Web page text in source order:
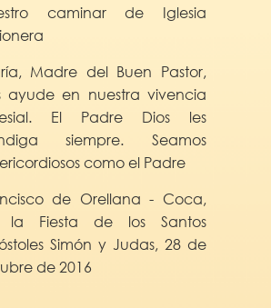
caminar de Iglesia
Madre del Buen Pastor,
ayude en nuestra vivencia
El Padre Dios les
siempre. Seamos
como el Padre
de Orellana - Coca,
la Fiesta de los Santos
Simón y Judas, 28 de
de 2016